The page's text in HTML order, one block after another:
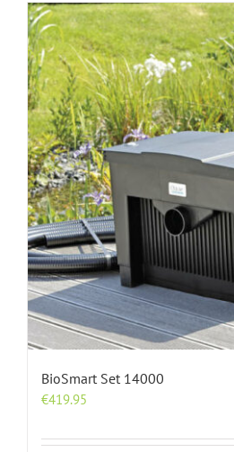
BioSmart Set 14000
€419.95